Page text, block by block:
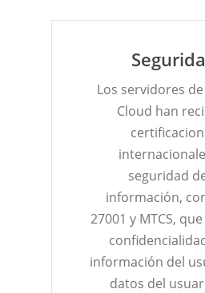
Los servidores
Cloud han
seguridad
información,
27001 y MTCS,
información del
datos del